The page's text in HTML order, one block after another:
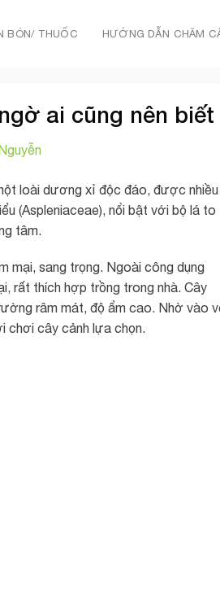
BÓN/ THUỐC HƯỚNG DẪN CHĂM
ai cũng nên biết
loài dương xỉ độc đáo, được nhiều
(Aspleniaceae), nổi bật với bộ lá to
tâm.
mại, sang trọng. Ngoài công dụng
rất thích hợp trồng trong nhà. Cây
râm mát, độ ẩm cao. Nhờ vào
chơi cây cảnh lựa chọn.